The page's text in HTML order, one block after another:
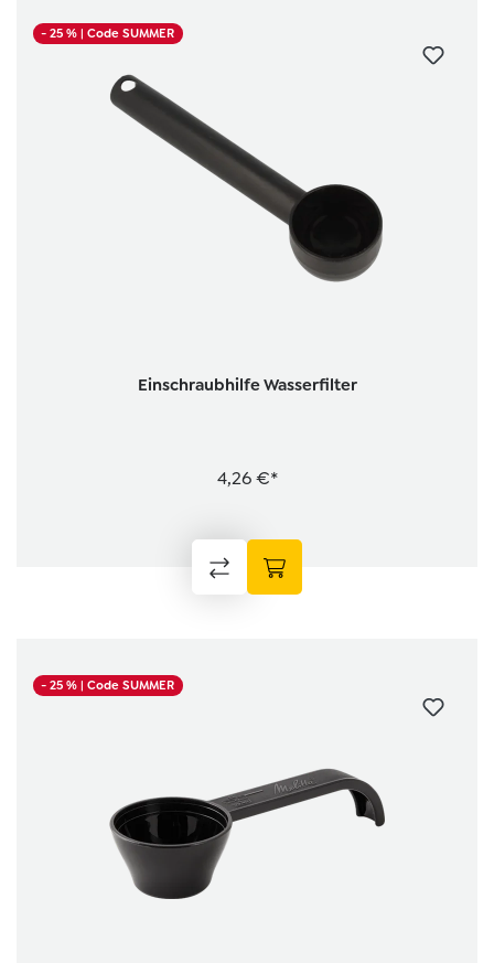
- 25 %| Code SUMMER
Einschraubhilfe Wasserfilter
4,26 €*
- 25 %| Code SUMMER